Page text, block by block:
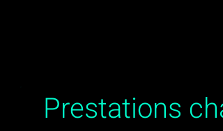
Prestations